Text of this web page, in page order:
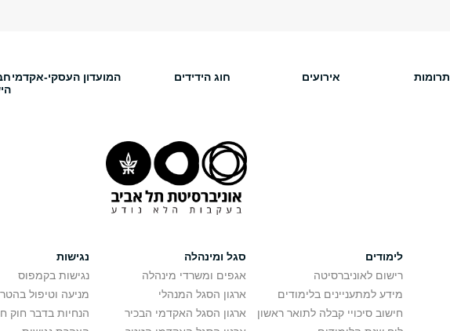
תרומות אירועים חוג הידידים המועדון העסקי-אקדמי
לימודים
רישום לאוניברסיטה
מידע למתעניינים בלימודים
חישוב סיכויי קבלה לתואר ראשון
סגל ומינהלה
אגפים ומשרדי מינהלה
ארגון הסגל המנהלי
ארגון הסגל האקדמי הבכיר
נגישות
נגישות בקמפוס
מניעה וטיפול
הנחיות בדבר חוק